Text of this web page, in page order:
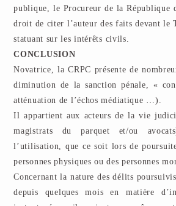
publique, le Procureur de la République
droit de citer l’auteur des faits devant le
statuant sur les intérêts civils.
CONCLUSION
Novatrice, la CRPC présente de
diminution de la sanction pénale, «
atténuation de l’échos médiatique …).
Il appartient aux acteurs de la vie
magistrats du parquet et/ou
l’utilisation, que ce soit lors de
personnes physiques ou des personnes
Concernant la nature des délits
depuis quelques mois en matière